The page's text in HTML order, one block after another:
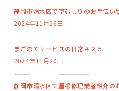
静岡市清水区で草むしりのお手伝い
2024年11月26日
まごのてサービスの日常＃２５
2024年11月20日
静岡市清水区で屋根修理業者紹介の